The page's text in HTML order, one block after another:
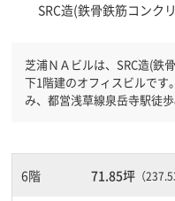
SRC造(鉄骨鉄筋コンク
芝浦ＮＡビルは、SRC造(鉄
下1階建のオフィスビルです。 竣工1992年、2010年リニュー
み、都営浅草線泉岳寺駅徒
地震対策を検討されている
能になりますので自由に出
6階 71.85坪 （